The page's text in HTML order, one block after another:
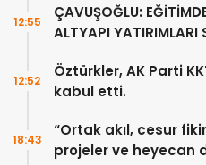
ÇAVUŞOĞLU:
ALTYAPI YATIRIMLARI
12:55
Öztürkler, AK Parti
kabul etti.
12:52
“Ortak akıl, cesur
projeler ve heyecan
18:43